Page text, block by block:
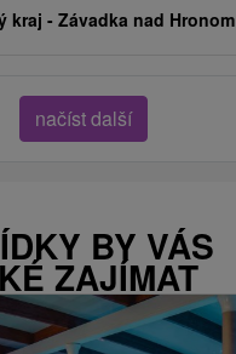
kraj - Závadka nad Hronom
načíst další
BY VÁS
ZAJÍMAT